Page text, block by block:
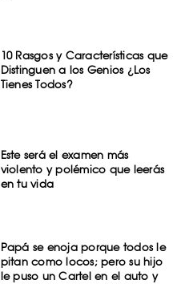
10 Rasgos y Características que
Distinguen a los Genios ¿Los
Tienes Todos?
Este será el examen más
violento y polémico que leerás
en tu vida
Papá se enoja porque todos le
pitan como locos; pero su hijo
le puso un Cartel en el auto y